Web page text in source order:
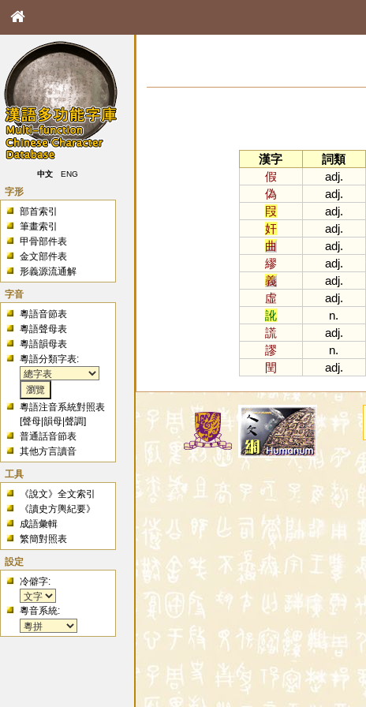
中文 ENG
字形
部首索引
筆畫索引
甲骨部件表
金文部件表
形義源流通解
字音
粵語音節表
粵語聲母表
粵語韻母表
粵語分類字表:
粵語注音系統對照表
[聲母 |韻母 |聲調]
普通話音節表
其他方言讀音
工具
《說文》全文索引
《讀史方輿紀要》
成語彙輯
繁簡對照表
設定
冷僻字:
粵音系統:
漢字
詞類
假
adj.
偽
adj.
叚
adj.
奸
adj.
曲
adj.
繆
adj.
義
adj.
虛
adj.
訛
n.
謊
adj.
謬
n.
閏
adj.